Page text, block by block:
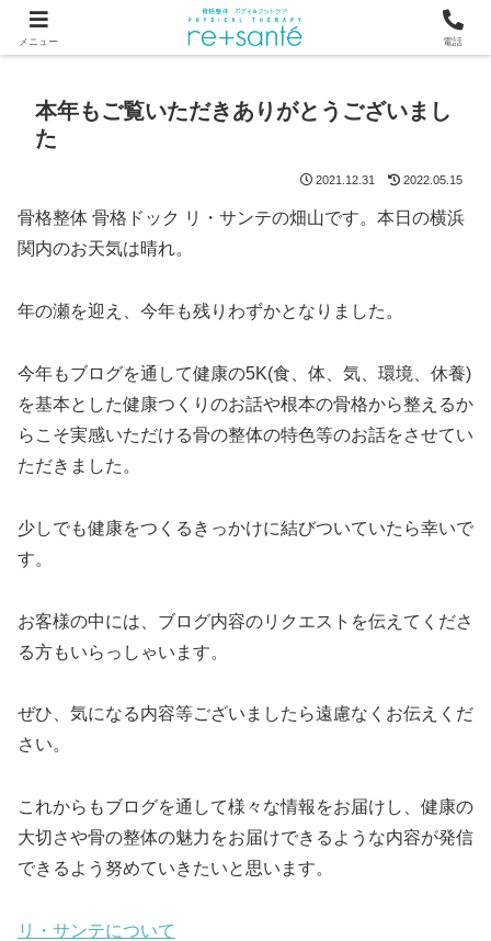
つらい首・肩こり・腰の痛みは、骨から見直す横浜市関内の整体
本年もご覧いただきありがとうございまし
た
2021.12.31 2022.05.15
骨格整体 骨格ドック リ・サンテの畑山です。本日の横浜
関内のお天気は晴れ。
年の瀬を迎え、今年も残りわずかとなりました。
今年もブログを通して健康の5K(食、体、気、環境、休養)
を基本とした健康つくりのお話や根本の骨格から整えるか
らこそ実感いただける骨の整体の特色等のお話をさせてい
ただきました。
少しでも健康をつくるきっかけに結びついていたら幸いで
す。
お客様の中には、ブログ内容のリクエストを伝えてくださ
る方もいらっしゃいます。
ぜひ、気になる内容等ございましたら遠慮なくお伝えくだ
さい。
これからもブログを通して様々な情報をお届けし、健康の
大切さや骨の整体の魅力をお届けできるような内容が発信
できるよう努めていきたいと思います。
リ・サンテについて
メニュー 電話